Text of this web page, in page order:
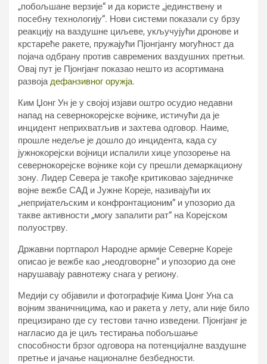
„побољшане верзије“ и да користе „јединствену и
посебну технологију“. Нови системи показали су брзу
реакцију на ваздушне циљеве, укључујући дронове и
крстареће ракете, пружајући Пјонгјангу могућност да
појача одбрану против савремених ваздушних претњи.
Овај пут је Пјонгјанг показао нешто из асортимана
развојадефанзивног оружја.
Ким Џонг Ун је у својој изјави оштро осудио недавни
напад на севернокорејске војнике, истичући да је
инцидент неприхватљив и захтева одговор. Наиме,
прошле недеље је дошло до инцидента, када су
јужнокорејски војници испалили хице упозорење на
севернокорејске војнике који су прешли демаркациону
зону. Лидер Севера је такође критиковао заједничке
војне вежбе САД и Јужне Кореје, називајући их
„непријатељским и конфронтационим“ и упозорио да
такве активности „могу запалити рат“ на Корејском
полуострву.
Државни портпарол Народне армије Северне Кореје
описао је вежбе као „неодговорне“ и упозорио да оне
нарушавају равнотежу снага у региону.
Медији су објавили и фотографије Кима Џонг Уна са
војним званичницима, као и ракета у лету, али није било
прецизирано где су тестови тачно изведени. Пјонгјанг је
нагласио да је циљ тестирања побољшање
способности брзог одговора на потенцијалне ваздушне
претње и јачање националне безбедности.